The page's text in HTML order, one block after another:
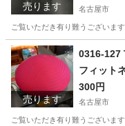
売ります 名古屋市
ご覧いただき有り難うございま
愛知 名古屋市
売ります
0316-127
フィット
300円
名古屋市
ご覧いただき有り難うございま